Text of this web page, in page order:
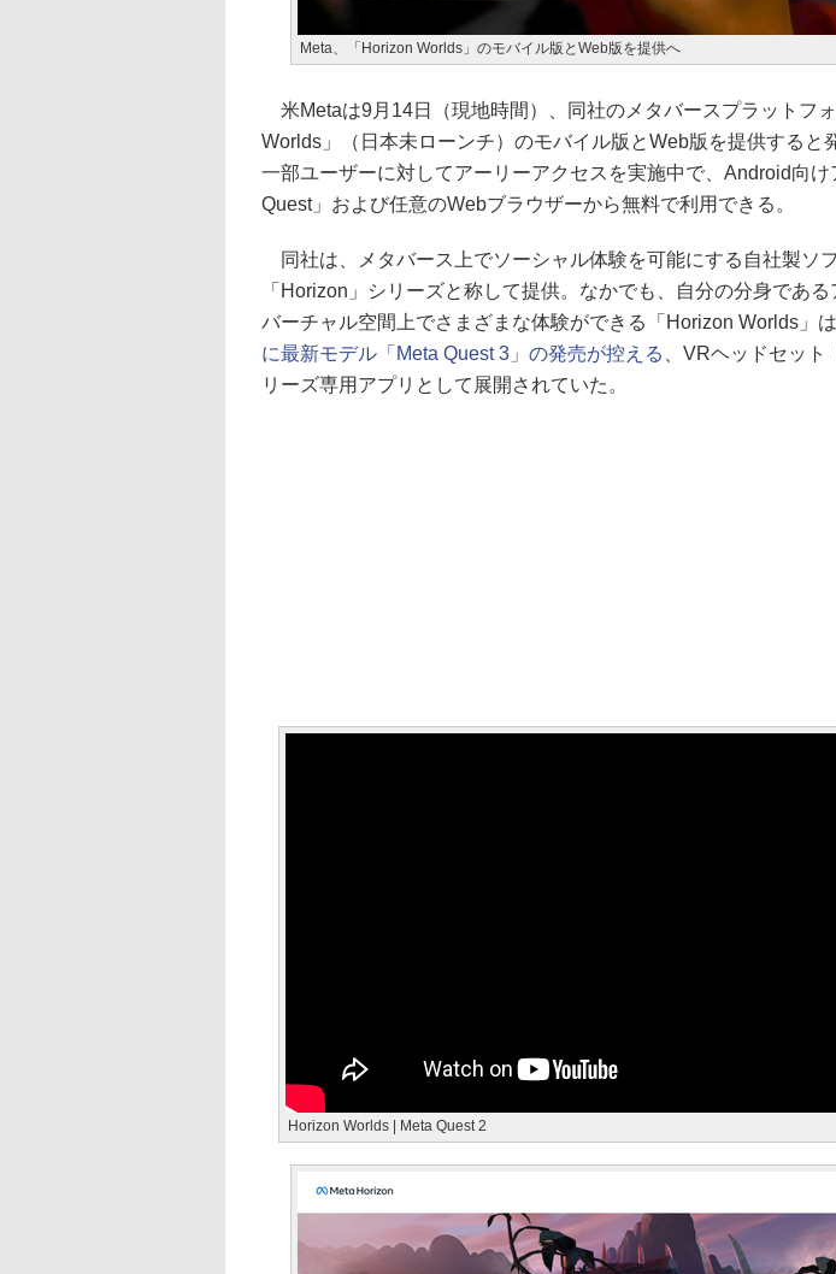
Meta、「Horizon Worlds」のモバイル版とWeb版を提供へ
米Metaは9月14日（現地時間）、同社のメタバースプラットフ
Worlds」（日本未ローンチ）のモバイル版とWeb版を提供すると
一部ユーザーに対してアーリーアクセスを実施中で、Android向け
Quest」および任意のWebブラウザーから無料で利用できる。
同社は、メタバース上でソーシャル体験を可能にする自社製ソ
「Horizon」シリーズと称して提供。なかでも、自分の分身であ
バーチャル空間上でさまざまな体験ができる「Horizon Worlds」は
に最新モデル「Meta Quest 3」の発売が控える
、VRヘッドセット
リーズ専用アプリとして展開されていた。
Horizon Worlds | Meta Quest 2